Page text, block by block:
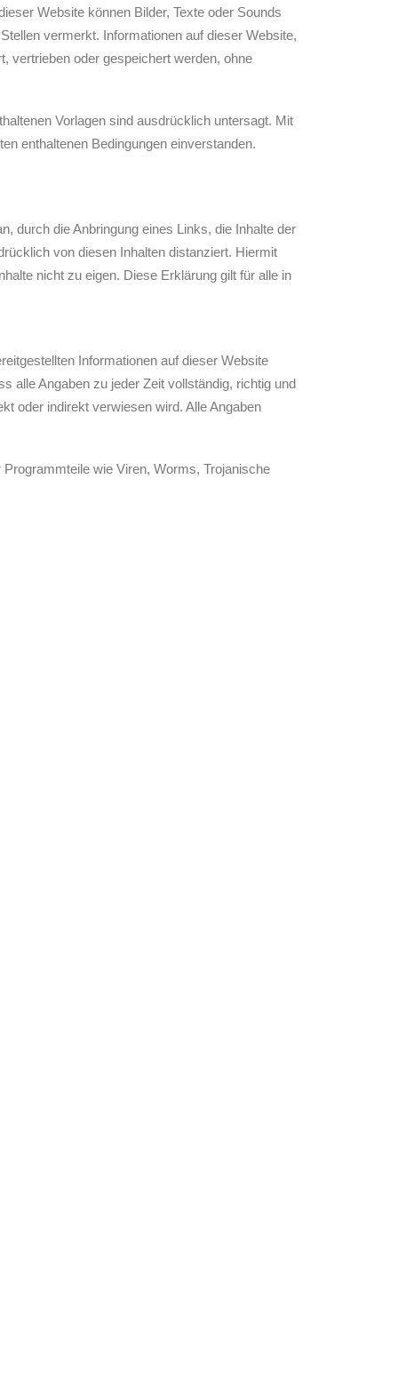
Website können Bilder, Texte oder Sounds
vermerkt. Informationen auf dieser Website,
vertrieben oder gespeichert werden, ohne
Vorlagen sind ausdrücklich untersagt. Mit
enthaltenen Bedingungen einverstanden.
durch die Anbringung eines Links, die Inhalte der
von diesen Inhalten distanziert. Hiermit
nicht zu eigen. Diese Erklärung gilt für alle in
Informationen auf dieser Website
alle Angaben zu jeder Zeit vollständig, richtig und
oder indirekt verwiesen wird. Alle Angaben
wie Viren, Worms, Trojanische